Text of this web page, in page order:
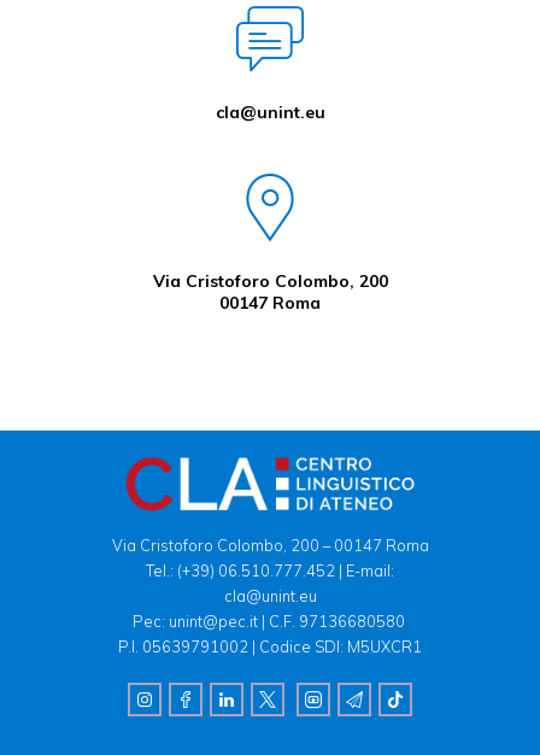
cla@unint.eu
Via Cristoforo Colombo, 200
00147 Roma
Via Cristoforo Colombo, 200 – 00147 Roma
Tel.: (+39) 06.510.777.452 | E-mail:
cla@unint.eu
Pec: unint@pec.it | C.F. 97136680580
P.I. 05639791002 | Codice SDI: M5UXCR1